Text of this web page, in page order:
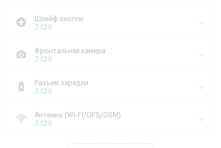
Шлейф кнопок
3 120
Фронтальная камера
3 120
Разъем зарядки
3 120
Антенна (WI-FI/GPS/GSM)
3 120